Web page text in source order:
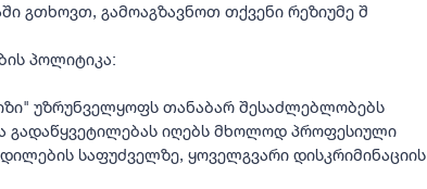
გთხოვთ, გამოაგზავნოთ თქვენი რეზიუმე შ
პოლიტიკა:
უზრუნველყოფს თანაბარ შესაძლებლობებს
გადაწყვეტილებას იღებს მხოლოდ პროფესიული
საფუძველზე, ყოველგვარი დისკრიმინაციის